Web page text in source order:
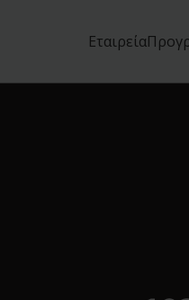
Εταιρεία